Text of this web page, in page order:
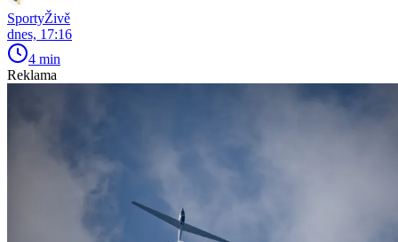
SportyŽivě
dnes, 17:16
4 min
Reklama